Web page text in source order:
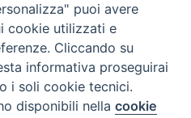
© Arcidiocesi di Brindisi – Ostuni
Preferenze Cookie
puoi avere
cookie utilizzati e
Cliccando su
informativa proseguirai
i soli cookie tecnici.
disponibili nellacookie